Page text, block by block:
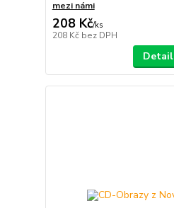
mezi námi
208 Kč/ks
208 Kč bez DPH
Detail